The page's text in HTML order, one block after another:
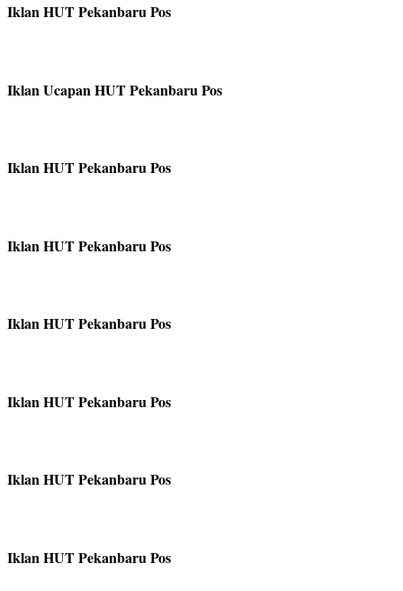
Iklan HUT Pekanbaru Pos
Iklan Ucapan HUT Pekanbaru Pos
Iklan HUT Pekanbaru Pos
Iklan HUT Pekanbaru Pos
Iklan HUT Pekanbaru Pos
Iklan HUT Pekanbaru Pos
Iklan HUT Pekanbaru Pos
Iklan HUT Pekanbaru Pos